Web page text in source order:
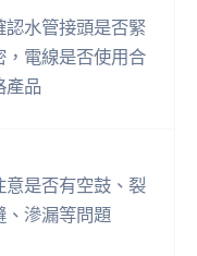
認水管接頭是否緊
，電線是否使用合
產品
意是否有空鼓、裂
、滲漏等問題